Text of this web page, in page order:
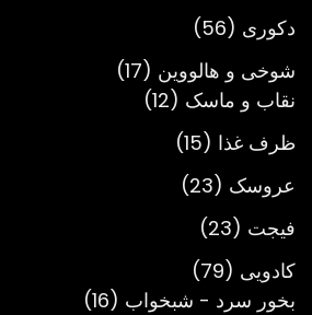
دکوری 56
56
محصول
شوخی و هالووین 17
17
نقاب و ماسک 12
12
ظرف غذا 15
15
محصول
عروسک 23
23
فیجت 23
23
محصول
کادویی 79
79
محصول
بخور سرد - شبخواب 16
16